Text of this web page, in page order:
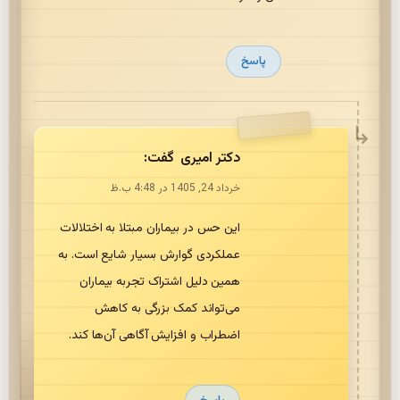
پاسخ
دکتر امیری گفت:
خرداد 24, 1405 در 4:48 ب.ظ
این حس در بیماران مبتلا به اختلالات
عملکردی گوارش بسیار شایع است. به
همین دلیل اشتراک تجربه بیماران
می‌تواند کمک بزرگی به کاهش
اضطراب و افزایش آگاهی آن‌ها کند.